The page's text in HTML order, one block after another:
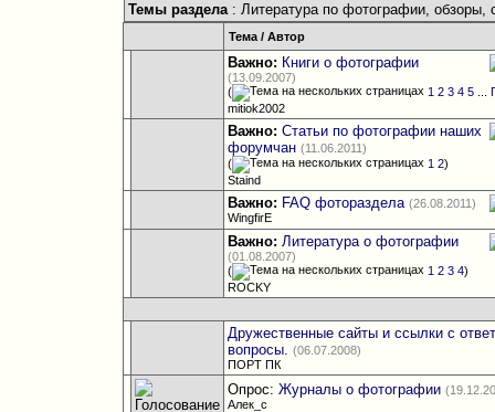
Темы раздела: Литература по фотографии, обзоры,
Тема /Автор
Важно: Книги о фотографии
(13.09.2007)
(
1 2 3 4 5 ...
mitiok2002
Важно: Статьи по фотографии наших
форумчан (11.06.2011)
(
1 2)
Staind
Важно: FAQ фотораздела (26.08.2011)
WingfirE
Важно: Литература о фотографии
(01.08.2007)
(
1 2 3 4)
ROCKY
Дружественные сайты и ссылки с
вопросы. (06.07.2008)
ПОРТ ПК
Опрос:Журналы о фотографии
Алек_с